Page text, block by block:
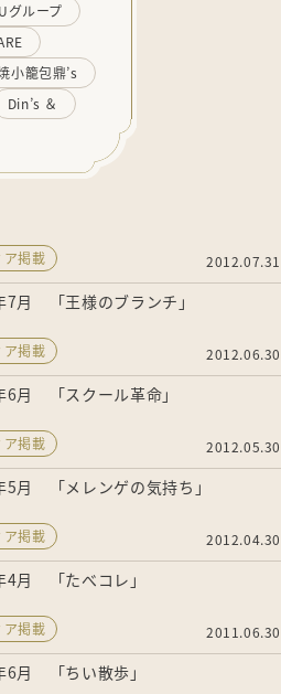
グループ
小籠包鼎’s
Din’s ＆
ア掲載 2012.07.31
7月 「王様のブランチ」
ア掲載 2012.06.30
6月 「スクール革命」
ア掲載 2012.05.30
5月 「メレンゲの気持ち」
ア掲載 2012.04.30
4月 「たべコレ」
ア掲載 2011.06.30
6月 「ちい散歩」